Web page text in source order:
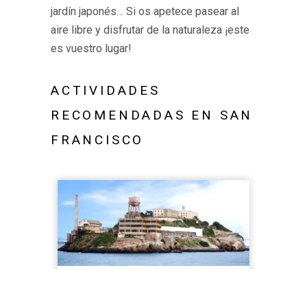
jardín japonés… Si os apetece pasear al
aire libre y disfrutar de la naturaleza ¡este
es vuestro lugar!
ACTIVIDADES
RECOMENDADAS EN SAN
FRANCISCO